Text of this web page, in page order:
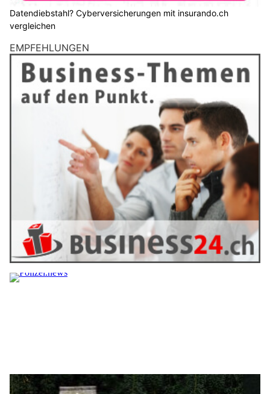
Datendiebstahl? Cyberversicherungen mit insurando.ch
vergleichen
EMPFEHLUNGEN